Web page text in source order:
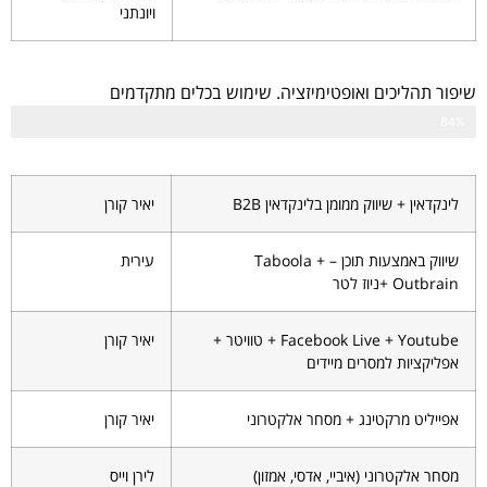
ויונתני
שיפור תהליכים ואופטימיזציה. שימוש בכלים מתקדמים
לינקדאין + שיווק ממומן בלינקדאין B2B יאיר קורן
שיווק באמצעות תוכן – Taboola +
Outbrain +ניוז לטר
עירית
Facebook Live + Youtube + טוויטר +
אפליקציות למסרים מיידים
יאיר קורן
אפייליט מרקטינג + מסחר אלקטרוני יאיר קורן
מסחר אלקטרוני (איביי, אדסי, אמזון) לירן וייס